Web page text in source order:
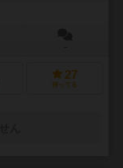
27
持ってる